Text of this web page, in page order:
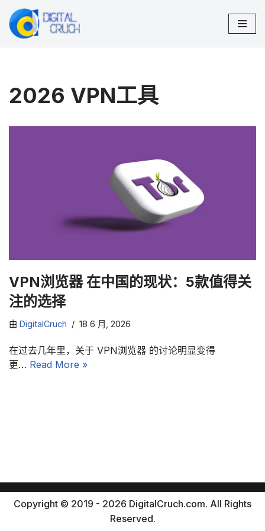
跳
2026 VPN工具
VPN浏览器 在中国的现状：5款值得关
注的选择
由 DigitalCruch 18 6 月, 2026
在过去几年里，关于 VPN浏览器 的讨论明显变得
更… Read More »
Copyright © 2019 - 2026 DigitalCruch.com. All Rights
Reserved.